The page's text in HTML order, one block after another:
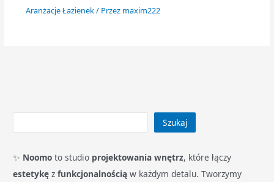
Aranżacje Łazienek/ Przez maxim222
Szukaj
✨ Noomo to studio projektowania wnętrz, które łączy
estetykę zfunkcjonalnością w każdym detalu. Tworzymy